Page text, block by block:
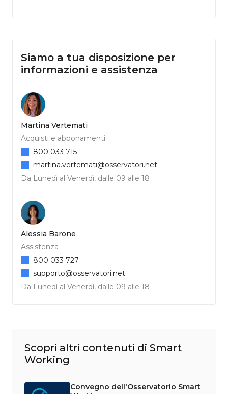
Siamo a tua disposizione per
informazioni e assistenza
Martina Vertemati
Acquisti e abbonamenti
Da Lunedì al Venerdì, dalle 09 alle 18
800 033 715
martina.vertemati@osservatori.net
Alessia Barone
Assistenza
Da Lunedì al Venerdì, dalle 09 alle 18
800 033 727
supporto@osservatori.net
Scopri altri contenuti di Smart
Working
Convegno dell'Osservatorio Smart